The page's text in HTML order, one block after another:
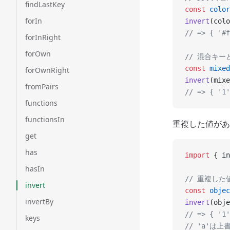
findLastKey
forIn
forInRight
forOwn
forOwnRight
fromPairs
functions
functionsIn
get
has
hasIn
invert
invertBy
keys
const
invert
// => {
// 混合キー
const mixed
invert
// => {
重複した値が
import {
// 重複した
const
invert
// => {
// 'a'は上書